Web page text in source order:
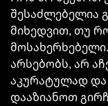
შესაძლებელია
მიხედვით, თუ
არსებობს, არ
აკურატულად
დააზიანოთ